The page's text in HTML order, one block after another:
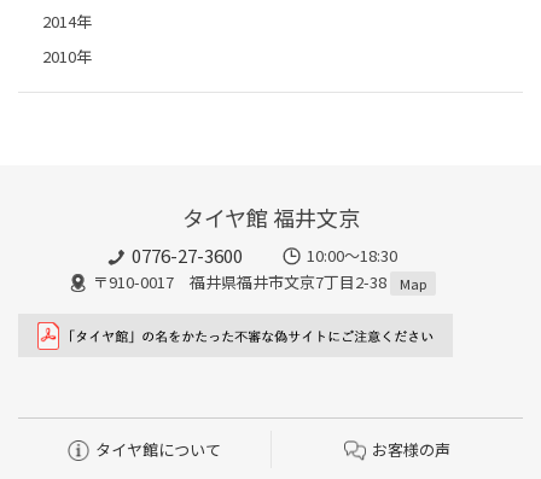
2014年
2010年
タイヤ館 福井文京
0776-27-3600
10:00～18:30
〒910-0017 福井県福井市文京7丁目2-38
Map
タイヤ館について お客様の声